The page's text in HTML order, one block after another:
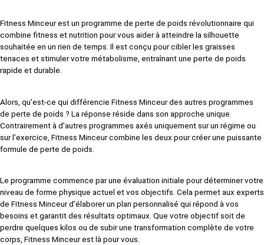
Fitness Minceur est un programme de perte de poids révolutionnaire qui
combine fitness et nutrition pour vous aider à atteindre la silhouette
souhaitée en un rien de temps. Il est conçu pour cibler les graisses
tenaces et stimuler votre métabolisme, entraînant une perte de poids
rapide et durable.
Alors, qu’est-ce qui différencie Fitness Minceur des autres programmes
de perte de poids ? La réponse réside dans son approche unique.
Contrairement à d’autres programmes axés uniquement sur un régime ou
sur l’exercice, Fitness Minceur combine les deux pour créer une puissante
formule de perte de poids.
Le programme commence par une évaluation initiale pour déterminer votre
niveau de forme physique actuel et vos objectifs. Cela permet aux experts
de Fitness Minceur d’élaborer un plan personnalisé qui répond à vos
besoins et garantit des résultats optimaux. Que votre objectif soit de
perdre quelques kilos ou de subir une transformation complète de votre
corps, Fitness Minceur est là pour vous.